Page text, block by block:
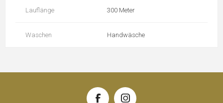
Lauflänge 300 Meter
Waschen Handwäsche